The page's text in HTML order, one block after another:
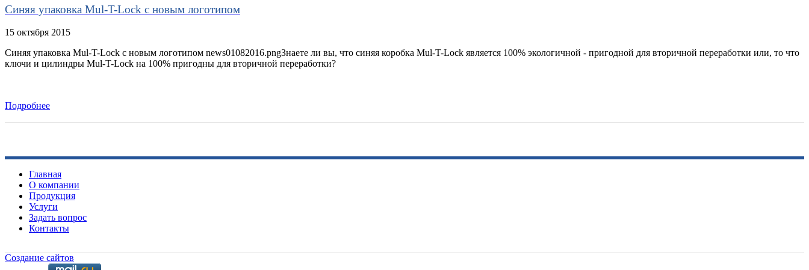
Синяя упаковка Mul-T-Lock с новым логотипом
15 октября 2015
Синяя упаковка Mul-T-Lock с новым логотипом news01082016.pngЗнаете ли вы, что синяя коробка Mul-T-Lock является 100% экологичной - пригодной для вторичной переработки или, то что
ключи и цилиндры Mul-T-Lock на 100% пригодны для вторичной переработки?
Подробнее
Главная
О компании
Продукция
Услуги
​Задать вопрос
Контакты
Создание сайтов